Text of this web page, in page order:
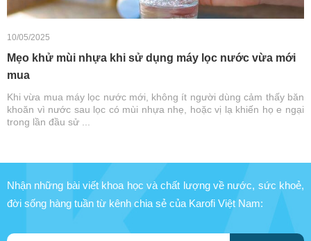
10/05/2025
Mẹo khử mùi nhựa khi sử dụng máy lọc nước vừa mới
mua
Khi vừa mua máy lọc nước mới, không ít người dùng cảm thấy băn
khoăn vì nước sau lọc có mùi nhựa nhẹ, hoặc vị lạ khiến họ e ngại
trong lần đầu sử ...
Nhận những bài viết khoa học và chất lượng về nước, sức khoẻ,
đời sống hàng tuần từ kênh chia sẻ của Karofi Việt Nam: